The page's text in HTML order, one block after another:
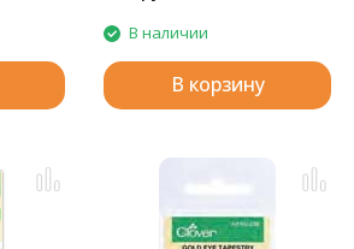
рабочей поверхности иглы 55
мм, толщина 0.5 мм.
В наличии
В корзину